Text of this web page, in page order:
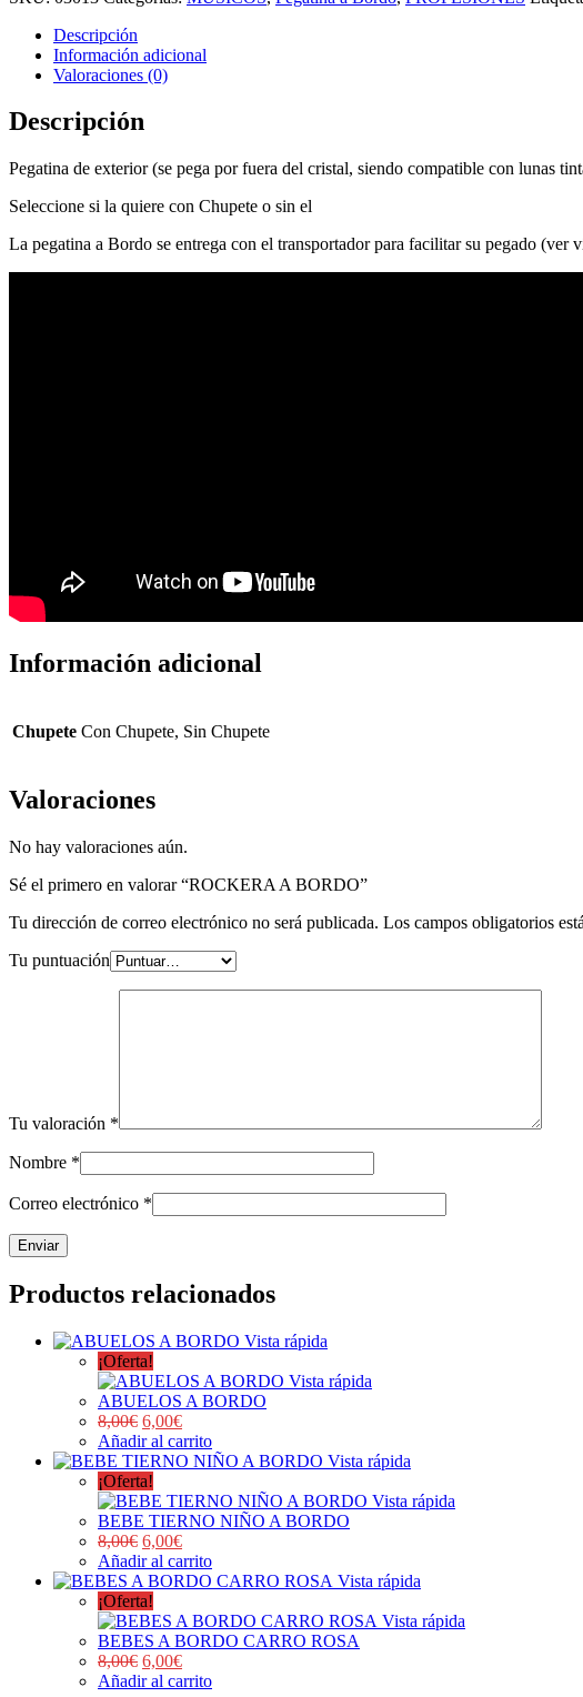
Descripción
Información adicional
Valoraciones (0)
Descripción
Pegatina de exterior (se pega por fuera del cristal, siendo compatible con lunas
Seleccione si la quiere con Chupete o sin el
La pegatina a Bordo se entrega con el transportador para facilitar su pegado (ver
Información adicional
Chupete Con Chupete, Sin Chupete
Valoraciones
No hay valoraciones aún.
Sé el primero en valorar “ROCKERA A BORDO”
Tu dirección de correo electrónico no será publicada. Los campos obligatorios
Tu puntuación
Tu valoración *
Nombre *
Correo electrónico *
Productos relacionados
Vista rápida
¡Oferta!
Vista rápida
ABUELOS A BORDO
8,00€ 6,00€
Añadir al carrito
Vista rápida
¡Oferta!
Vista rápida
BEBE TIERNO NIÑO A BORDO
8,00€ 6,00€
Añadir al carrito
Vista rápida
¡Oferta!
Vista rápida
BEBES A BORDO CARRO ROSA
8,00€ 6,00€
Añadir al carrito